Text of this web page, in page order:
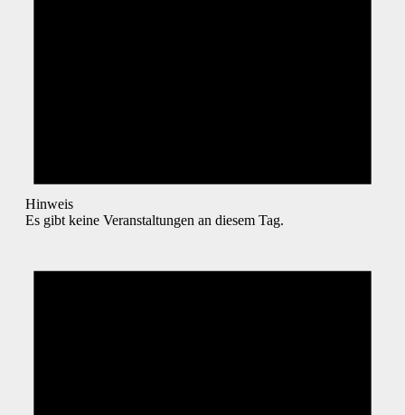
Hinweis
Es gibt keine Veranstaltungen an diesem Tag.